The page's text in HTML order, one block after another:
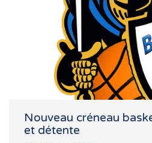
Nouveau créneau
et détente